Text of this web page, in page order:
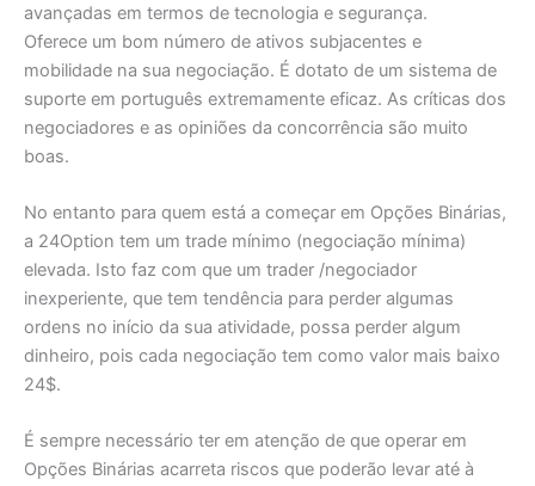
avançadas em termos de tecnologia e segurança.
Oferece um bom número de ativos subjacentes e
mobilidade na sua negociação. É dotato de um sistema de
suporte em português extremamente eficaz. As críticas dos
negociadores e as opiniões da concorrência são muito
boas.
No entanto para quem está a começar em Opções Binárias,
a 24Option tem um trade mínimo (negociação mínima)
elevada. Isto faz com que um trader /negociador
inexperiente, que tem tendência para perder algumas
ordens no início da sua atividade, possa perder algum
dinheiro, pois cada negociação tem como valor mais baixo
24$.
É sempre necessário ter em atenção de que operar em
Opções Binárias acarreta riscos que poderão levar até à